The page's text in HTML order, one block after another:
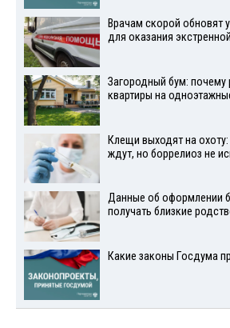
Врачам скорой обновят
для оказания
Загородный бум:
квартиры на
Клещи выходят на
ждут, но боррелиоз не
Данные об оформлении
получать близкие
Какие законы Госдума